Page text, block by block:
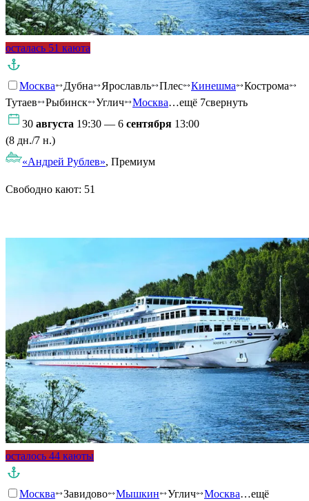
осталась 51 каюта
Москва Дубна Ярославль Плес Кинешма
Кострома
Тутаев
Рыбинск Углич Москва…ещё 7свернуть
30 августа 19:30 — 6 сентября 13:00
(8 дн./7 н.)
«Андрей Рублев», Премиум
Свободно кают: 51
осталось 44 каюты
Москва Завидово Мышкин Углич Москва…ещё